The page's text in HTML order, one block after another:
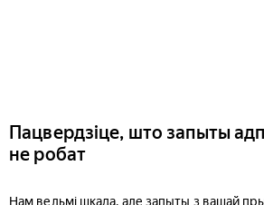
Пацвердзіце, што запыты
не робат
Нам вельмі шкада, але запыты з вашай